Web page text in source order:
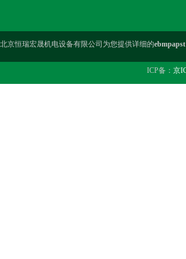
北京恒瑞宏晟机电设备有限公司为您提供详细的
ICP备： 京